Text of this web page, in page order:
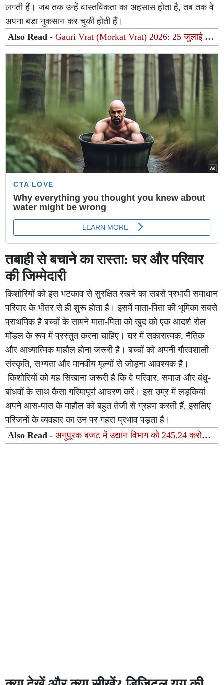
लगती हैं। जब तक उन्हें वास्तविकता का अहसास होता है, तब तक वे
अपना बड़ा नुकसान कर चुकी होती हैं।
Also Read -Gauri Vrat (Morkat Vrat) 2026: 25 जुलाई से
शुरुआत जानें पूजा का शुभ मुहूर्त, विधि और धार्मिक महत्व
तबाही से बचाने का रास्ता: घर और परिवार
की जिम्मेदारी
किशोरियों को इस भटकाव से सुरक्षित रखने का सबसे प्रभावी समाधान
परिवार के भीतर से ही शुरू होता है। इसमें माता-पिता की भूमिका सबसे
प्राथमिक है बच्चों के सामने माता-पिता को खुद को एक आदर्श रोल
मॉडल के रूप में प्रस्तुत करना चाहिए। घर में सकारात्मक, नैतिक
और आध्यात्मिक माहौल होना जरूरी है। बच्चों को अपनी गौरवशाली
संस्कृति, सभ्यता और मानवीय मूल्यों से जोड़ना आवश्यक है।
किशोरियों को यह सिखाना जरूरी है कि वे परिवार, समाज और बंधु-
बांधवों के साथ कैसा गरिमापूर्ण आचरण करें। इस उम्र में लड़कियां
अपने आस-पास के माहौल को बहुत तेजी से ग्रहण करती हैं, इसलिए
परिजनों के व्यवहार का उन पर गहरा प्रभाव पड़ता है।
Also Read -अनुपूरक बजट में उद्यान विभाग को 245.24 करोड़
रुपये, किसानों को मिलेगा सीधा लाभ: दिनेश प्रताप सिंह